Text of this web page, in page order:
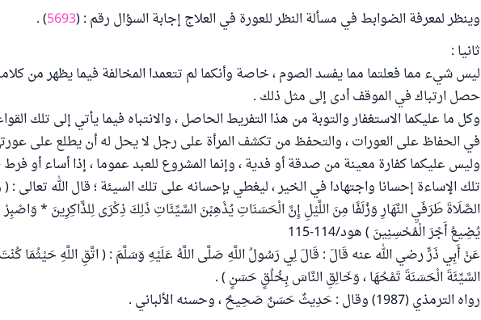
وينظر لمعرفة الضوابط في مسألة النظر للعورة في العلاج إجابة السؤال رقم : (5693
) .
ثانيا :
ليس شيء مما فعلتما مما يفسد الصوم ، خاصة وأنكما لم تتعمدا المخالفة فيما يظهر من
حصل ارتباك في الموقف أدى إلى مثل ذلك .
وكل ما عليكما الاستغفار والتوبة من هذا التفريط الحاصل ، والانتباه فيما يأتي إلى تلك
في الحفاظ على العورات ، والتحفظ من تكشف المرأة على رجل لا يحل له أن يطلع على
وليس عليكما كفارة معينة من صدقة أو فدية ، وإنما المشروع للعبد عموما ، إذا أساء أو فرط
تلك الإساءة إحسانا واجتهادا في الخير ، ليغطي بإحسانه على تلك السيئة ؛ قال الله تعالى :
الصَّلَاةَ طَرَفَيِ النَّهَارِ وَزُلَفًا مِنَ اللَّيْلِ إِنَّ الْحَسَنَاتِ يُذْهِبْنَ السَّيِّئَاتِ ذَلِكَ ذِكْرَى لِلذَّاكِرِينَ * وَاصْبِرْ
يُضِيعُ أَجْرَ الْمُحْسِنِينَ ) هود/114-115
عَنْ أَبِي ذَرٍّ رضي الله عنه قَالَ : قَالَ لِي رَسُولُ اللَّهِ صَلَّى اللَّهُ عَلَيْهِ وَسَلَّمَ : ( اتَّقِ اللَّهِ حَيْثُمَا كُنْتَ
السَّيِّئَةَ الْحَسَنَةَ تَمْحُهَا ، وَخَالِقِ النَّاسَ بِخُلُقٍ حَسَنٍ ) .
رواه الترمذي (1987) وقال : حَدِيثٌ حَسَنٌ صَحِيحٌ ، وحسنه الألباني .